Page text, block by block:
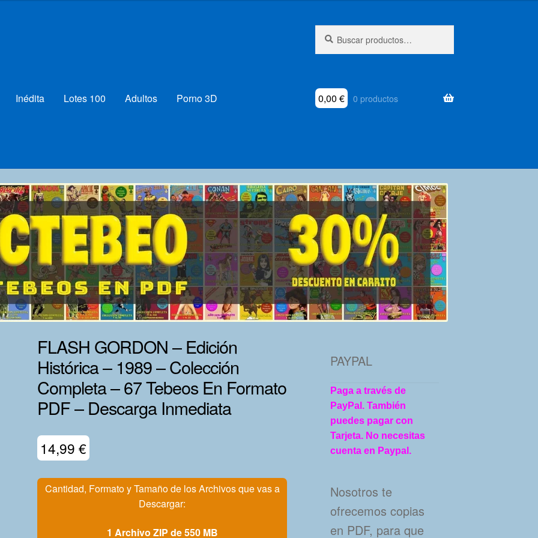
por:
Inédita Lotes 100 Adultos Porno 3D 0,00 € 0 productos
FLASH GORDON – Edición
Histórica – 1989 – Colección
Completa – 67 Tebeos En Formato
PDF – Descarga Inmediata
14,99€
Cantidad, Formato y Tamaño de los Archivos que vas a
Descargar:
1 Archivo ZIP de 550 MB
PAYPAL
Paga a través de
PayPal. También
puedes pagar con
Tarjeta. No necesitas
cuenta en Paypal.
Nosotros te
ofrecemos copias
en PDF, para que